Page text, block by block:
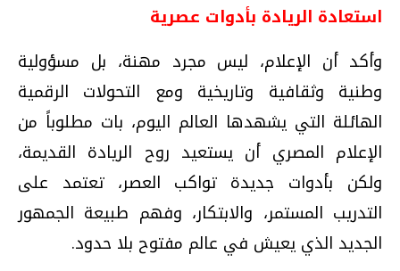
استعادة الريادة بأدوات عصرية
وأكد أن الإعلام، ليس مجرد مهنة، بل مسؤولية
وطنية وثقافية وتاريخية ومع التحولات الرقمية
الهائلة التي يشهدها العالم اليوم، بات مطلوباً من
الإعلام المصري أن يستعيد روح الريادة القديمة،
ولكن بأدوات جديدة تواكب العصر، تعتمد على
التدريب المستمر، والابتكار، وفهم طبيعة الجمهور
الجديد الذي يعيش في عالم مفتوح بلا حدود.